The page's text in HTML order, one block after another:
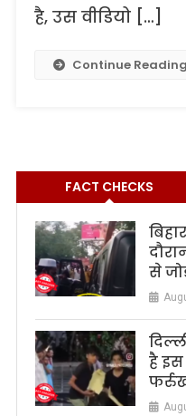
है, उस वीडियो […]
Continue Reading
FACT CHECKS
से
है इस